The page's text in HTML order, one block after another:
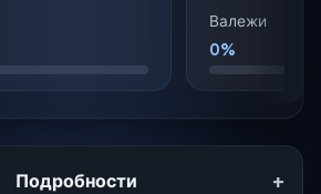
Валежи
0%
Подробности +